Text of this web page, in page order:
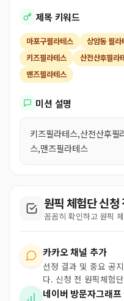
제목 키워드
마포구필라테스 상암동 필라
키즈필라테스
산전산후필라
맨즈필라테스
미션 설명
키즈필라테스,산전산후필
스,맨즈필라테스
원픽 체험단 신청
꼼꼼히 확인하고 원픽
카카오 채널 추가
선정 결과 및 중요 공
다. 신청 전 원픽체험
네이버 방문자그래프